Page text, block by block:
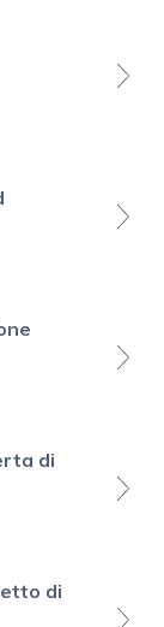
di
di